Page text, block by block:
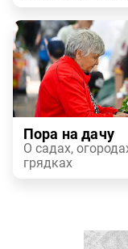
Пора на дачу
О садах,
грядках